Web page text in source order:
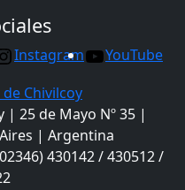
Instagram YouTube
| 25 de Mayo Nº 35 |
| Argentina
430142 / 430512 /